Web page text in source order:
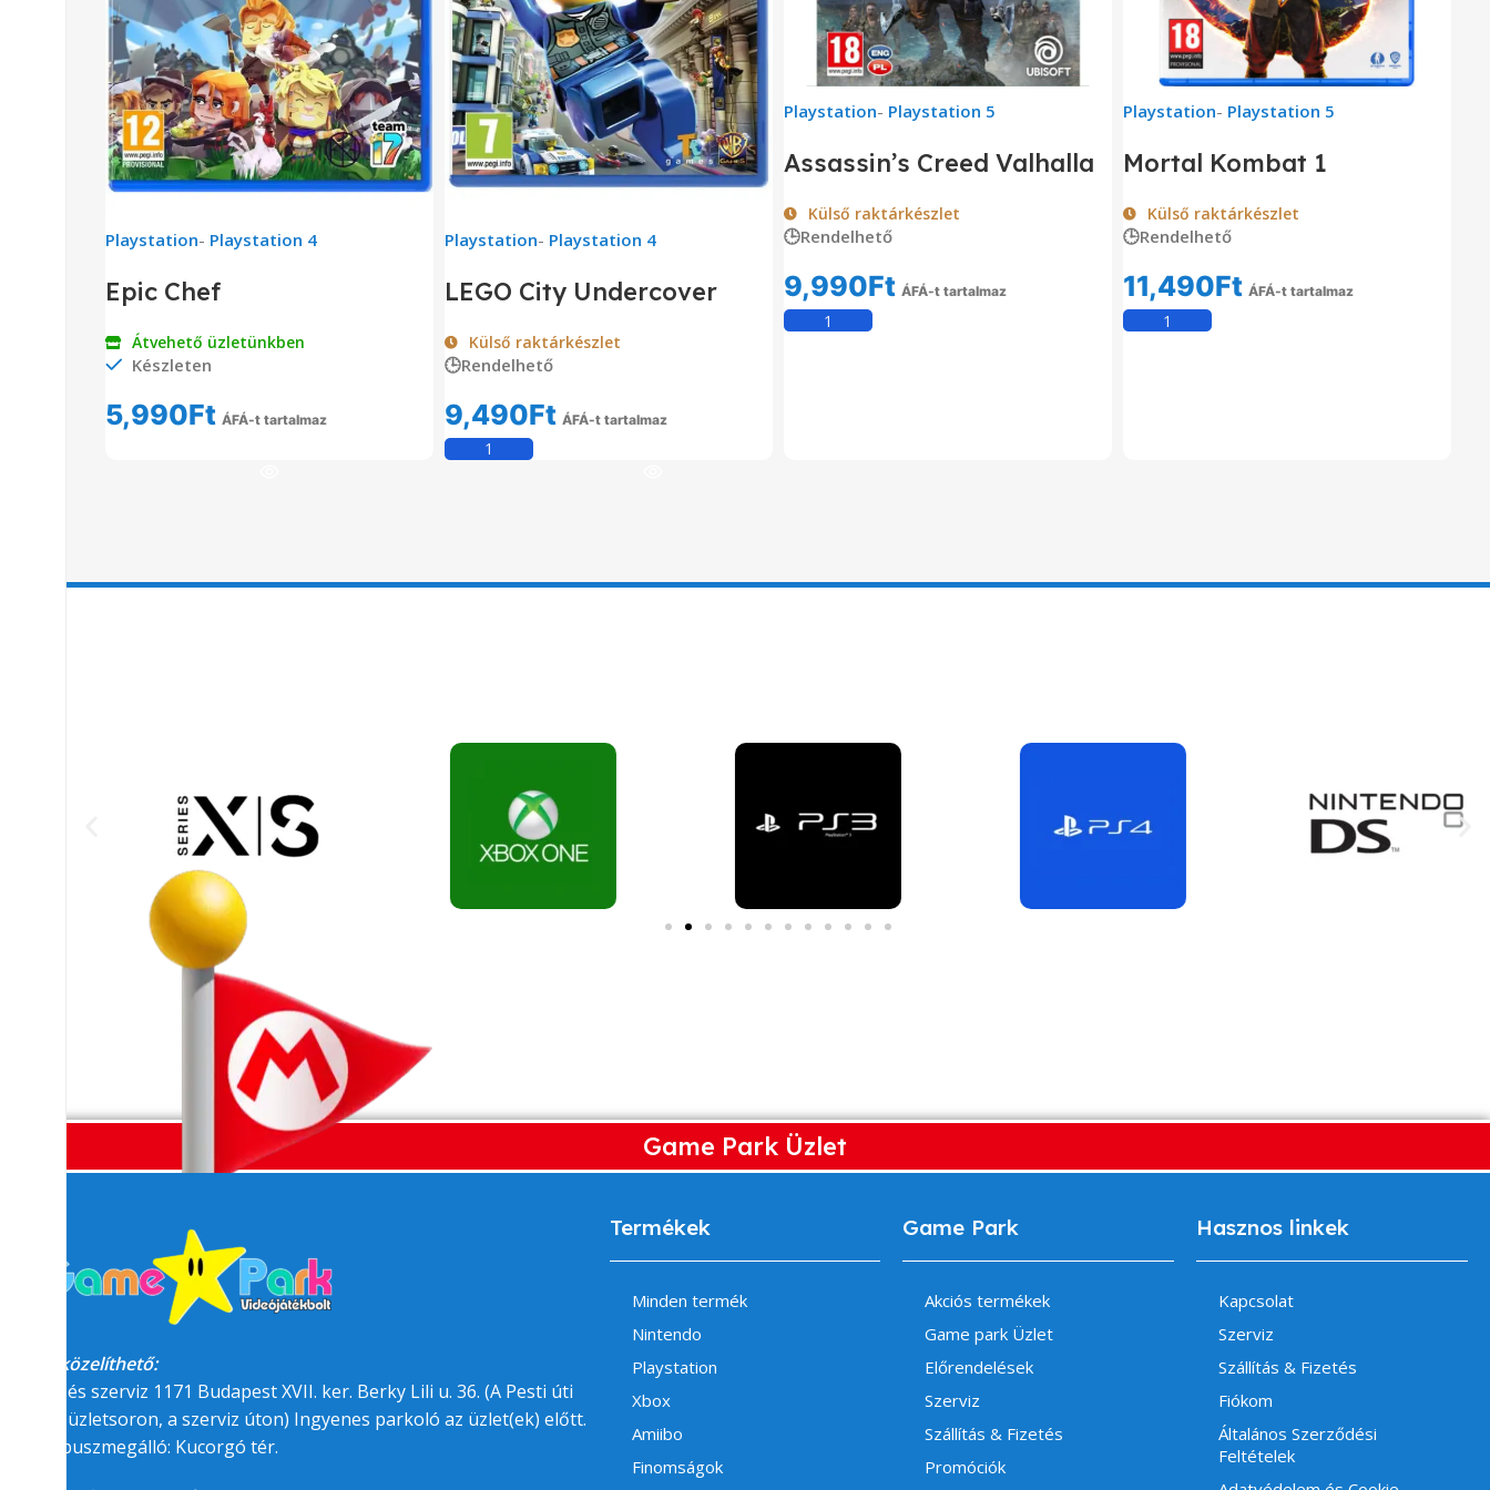
Playstation- Playstation 4
Epic Chef
Átvehető üzletünkben
Készleten
5,990Ft ÁFÁ-t tartalmaz
Playstation- Playstation 4
LEGO City Undercover
Külső raktárkészlet
🕒Rendelhető
9,490Ft ÁFÁ-t tartalmaz
Playstation- Playstation 5
Assassin’s Creed Valhalla
Külső raktárkészlet
🕒Rendelhető
9,990Ft ÁFÁ-t tartalmaz
Playstation- Playstation 5
Mortal Kombat 1
Külső raktárkészlet
🕒Rendelhető
11,490Ft ÁFÁ-t tartalmaz
Game Park Üzlet
Megközelíthető:
üzlet és szerviz 1171 Budapest XVII. ker. Berky Lili u. 36. (A Pesti úti
felőli üzletsoron, a szerviz úton) Ingyenes parkoló az üzlet(ek) előtt.
BKK buszmegálló: Kucorgó tér.
Termékek
Minden termék
Nintendo
Playstation
Xbox
Amiibo
Finomságok
Game Park
Akciós termékek
Game park Üzlet
Előrendelések
Szerviz
Szállítás & Fizetés
Promóciók
Hasznos linkek
Kapcsolat
Szerviz
Szállítás & Fizetés
Fiókom
Általános Szerződési
Feltételek